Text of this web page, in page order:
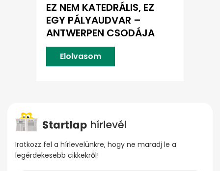
EZ NEM KATEDRÁLIS, EZ
EGY PÁLYAUDVAR –
ANTWERPEN CSODÁJA
Elolvasom
Iratkozz fel a hírlevelünkre, hogy ne maradj le a
legérdekesebb cikkekről!